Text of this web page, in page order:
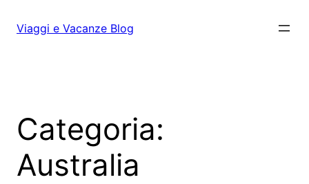
Viaggi e Vacanze Blog
Categoria:
Australia